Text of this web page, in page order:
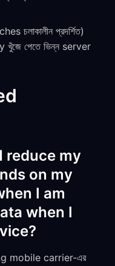
চলাকালীন প্রদর্শিত)
খুঁজে পেতে ভিন্ন server
reduce my
on my
I am
when I
mobile carrier-এর